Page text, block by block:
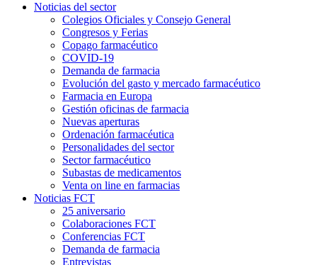
Noticias del sector
Colegios Oficiales y Consejo General
Congresos y Ferias
Copago farmacéutico
COVID-19
Demanda de farmacia
Evolución del gasto y mercado farmacéutico
Farmacia en Europa
Gestión oficinas de farmacia
Nuevas aperturas
Ordenación farmacéutica
Personalidades del sector
Sector farmacéutico
Subastas de medicamentos
Venta on line en farmacias
Noticias FCT
25 aniversario
Colaboraciones FCT
Conferencias FCT
Demanda de farmacia
Entrevistas